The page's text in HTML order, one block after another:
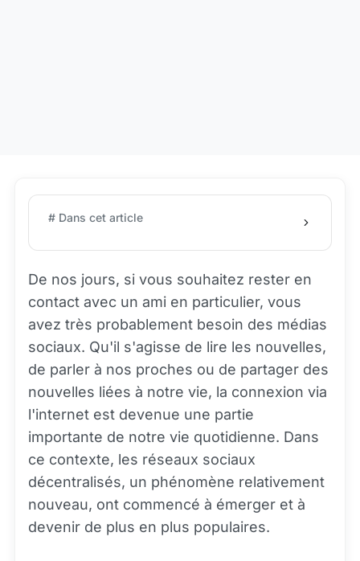
# Dans cet article
De nos jours, si vous souhaitez rester en
contact avec un ami en particulier, vous
avez très probablement besoin des médias
sociaux. Qu'il s'agisse de lire les nouvelles,
de parler à nos proches ou de partager des
nouvelles liées à notre vie, la connexion via
l'internet est devenue une partie
importante de notre vie quotidienne. Dans
ce contexte, les réseaux sociaux
décentralisés, un phénomène relativement
nouveau, ont commencé à émerger et à
devenir de plus en plus populaires.